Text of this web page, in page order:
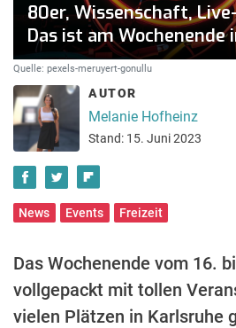
80er, Wissenschaft,
Das ist am Wochenende
Quelle: pexels-meruyert-gonullu
AUTOR
Melanie Hofheinz
Stand: 15. Juni 2023
News Events Freizeit
Das Wochenende vom 16.
vollgepackt mit tollen
vielen Plätzen in Karlsruhe